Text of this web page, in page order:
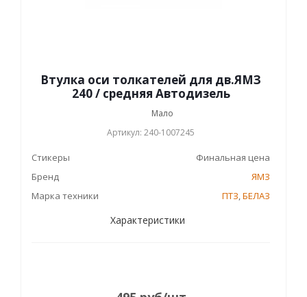
Втулка оси толкателей для дв.ЯМЗ
240 / средняя Автодизель
Мало
Артикул: 240-1007245
Стикеры
Финальная цена
Бренд
ЯМЗ
Марка техники
ПТЗ,БЕЛАЗ
Характеристики